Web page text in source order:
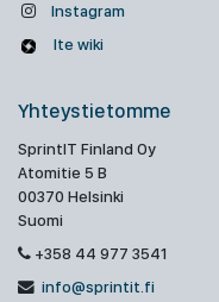
Instagram
Ite wiki
Yhteystietomme
SprintIT Finland Oy
Atomitie 5 B
00370 Helsinki
Suomi
+358 44 977 3541
info@sprintit.fi